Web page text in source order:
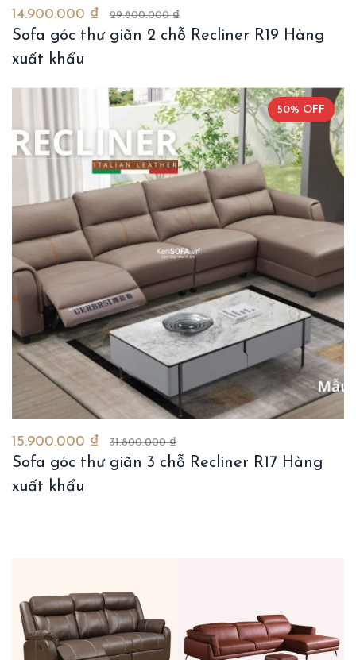
14.900.000 ₫ 29.800.000 ₫
Sofa góc thư giãn 2 chỗ Recliner R19 Hàng
xuất khẩu
50% OFF
15.900.000 ₫ 31.800.000 ₫
Sofa góc thư giãn 3 chỗ Recliner R17 Hàng
xuất khẩu